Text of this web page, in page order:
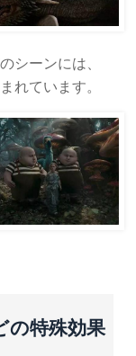
シーンには、
れています。
の特殊効果